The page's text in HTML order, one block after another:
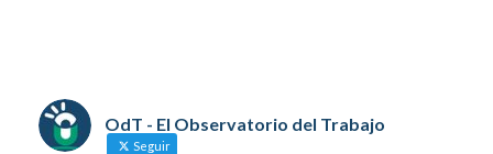
OdT - El Observatorio del Trabajo
Seguir